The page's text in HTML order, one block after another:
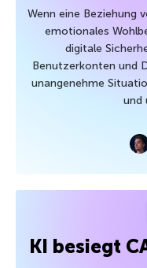
Wenn eine Beziehung
emotionales
digitale
Benutzerkonten und
unangenehme
und
KI besiegt